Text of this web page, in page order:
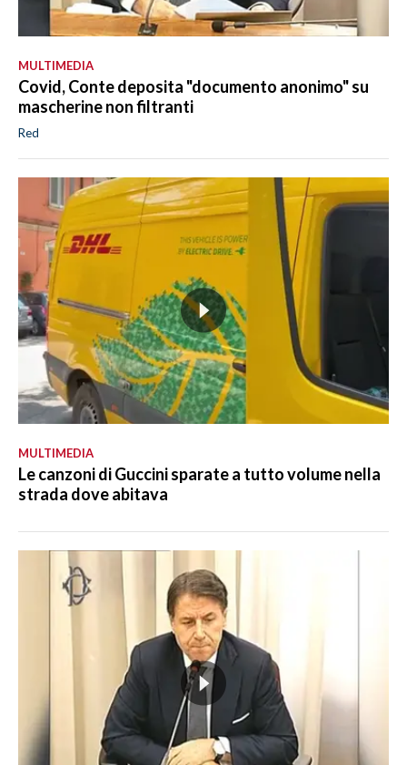
MULTIMEDIA
Covid, Conte deposita "documento anonimo" su
mascherine non filtranti
Red
MULTIMEDIA
Le canzoni di Guccini sparate a tutto volume nella
strada dove abitava